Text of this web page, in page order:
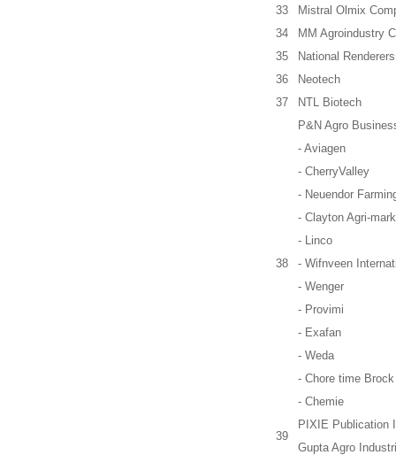
33
Mistral Olmix
34
MM Agroindustry
35
National
36
Neotech
37
NTL Biotech
38
P&N Agro
- Aviagen
- CherryValley
- Neuendor
- Clayton Agri-
- Linco
- Wifnveen
- Wenger
- Provimi
- Exafan
- Weda
- Chore time Brock
- Chemie
39
PIXIE Publication
Gupta Agro